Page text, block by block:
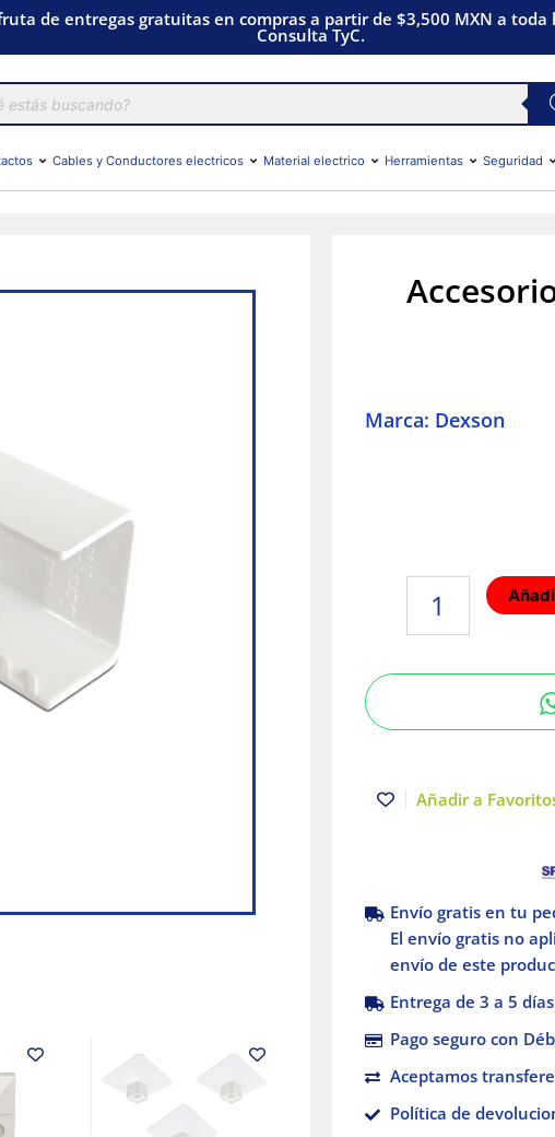
de entregas gratuitas en compras a partir de $3,500 MXN a toda
Consulta TyC.
Cables y Conductores electricos Material electrico Herramientas Seguridad
Marca: Dexson
externo
Blanco
Dexson
Añadir a
Envío gratis en tu
El envío gratis no
envío de este
Entrega de 3 a 5 días
Pago seguro con
Aceptamos
Política de